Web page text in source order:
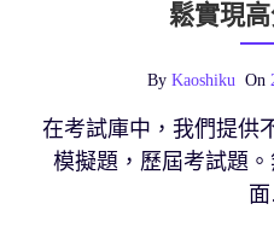
鬆實現高
By Kaoshiku On
在考試庫中，我們提供
模擬題，歷屆考試題